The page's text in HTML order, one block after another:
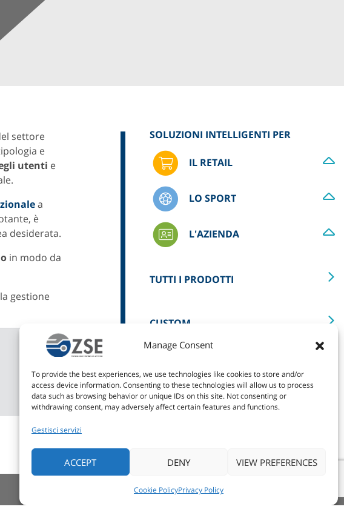
Manage Consent
To provide the best experiences, we use technologies like cookies to store and/or
access device information. Consenting to these technologies will allow us to process
data such as browsing behavior or unique IDs on this site. Not consenting or
withdrawing consent, may adversely affect certain features and functions.
Gestisci servizi
ACCEPT DENY VIEW PREFERENCES
Cookie PolicyPrivacy Policy
settore
e
utenti e
a
è
desiderata.
in modo da
gestione
SOLUZIONI INTELLIGENTI PER
IL RETAIL
LO SPORT
L'AZIENDA
TUTTI I PRODOTTI
CUSTOM